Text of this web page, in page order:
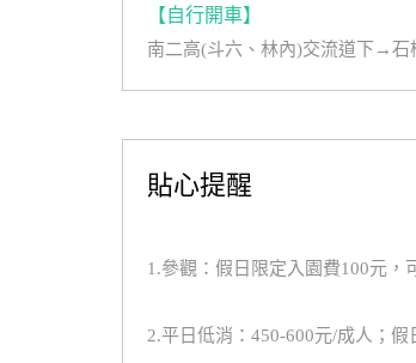
【自行開車】
南二高(斗六、林內)交流道下→
貼心提醒
1.參觀：假日限定入園費100元，
2.平日低消：450-600元/成人；